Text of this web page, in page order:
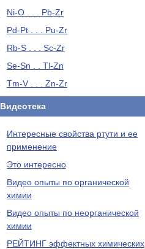
Ni-O . . . Pb-Zr
Pd-Pt . . . Pu-Zr
Rb-S . . . Sc-Zr
Se-Sn . . Tl-Zn
Tm-V . . . Zn-Zr
Видеотека
Интересные свойства ртути и ее
применение
Это интересно
Видео опыты по органической
химии
Видео опыты по неорганической
химии
РЕЙТИНГ эффектных химических